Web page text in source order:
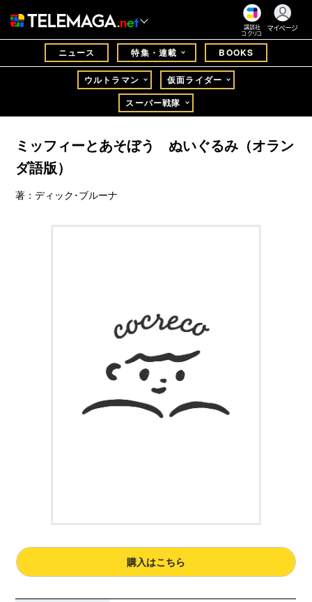
講談社
コクリコ
マイページ
ニュース 特集・連載 BOOKS
ウルトラマン
仮面ライダー
スーパー戦隊
ミッフィーとあそぼう ぬいぐるみ（オラン
ダ語版）
著：ディック･ブルーナ
購入はこちら